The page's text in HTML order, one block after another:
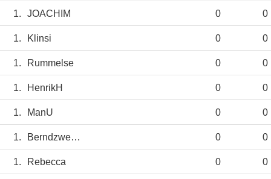
1. JOACHIM 0 0
1. Klinsi 0 0
1. Rummelse 0 0
1. HenrikH 0 0
1. ManU 0 0
1. Berndzweinull 0 0
1. Rebecca 0 0